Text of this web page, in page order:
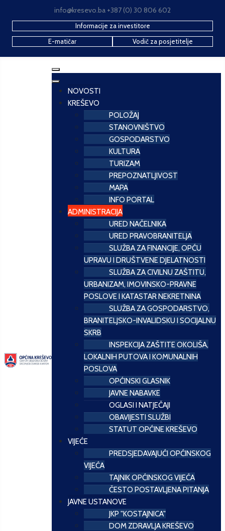
info@kresevo.ba +387 (0) 30 806 602
Informacije za investitore
E-matičar
Vodič za posjetitelje
NOVOSTI
KREŠEVO
POLOŽAJ
STANOVNIŠTVO
GOSPODARSTVO
KULTURA
TURIZAM
PREPOZNATLJIVOST
MAPA
INFO PORTAL
ADMINISTRACIJA
URED NAČELNIKA
URED PRAVOBRANITELJA
SLUŽBA ZA FINANCIJE, OPĆU
UPRAVU I DRUŠTVENE DJELATNOSTI
SLUŽBA ZA CIVILNU ZAŠTITU,
URBANIZAM, IMOVINSKO-PRAVNE
POSLOVE I KATASTAR NEKRETNINA
SLUŽBA ZA GOSPODARSTVO,
BRANITELJSKO-INVALIDSKU I SOCIJALNU
SKRB
INSPEKCIJA ZAŠTITE OKOLIŠA,
LOKALNIH PUTOVA I KOMUNALNIH
POSLOVA
OPĆINSKI GLASNIK
JAVNE NABAVKE
OGLASI I NATJEČAJI
OBAVIJESTI SLUŽBI
STATUT OPĆINE KREŠEVO
VIJEĆE
PREDSJEDAVAJUĆI OPĆINSKOG
VIJEĆA
TAJNIK OPĆINSKOG VIJEĆA
ČESTO POSTAVLJENA PITANJA
JAVNE USTANOVE
JKP "KOSTAJNICA"
DOM ZDRAVLJA KREŠEVO